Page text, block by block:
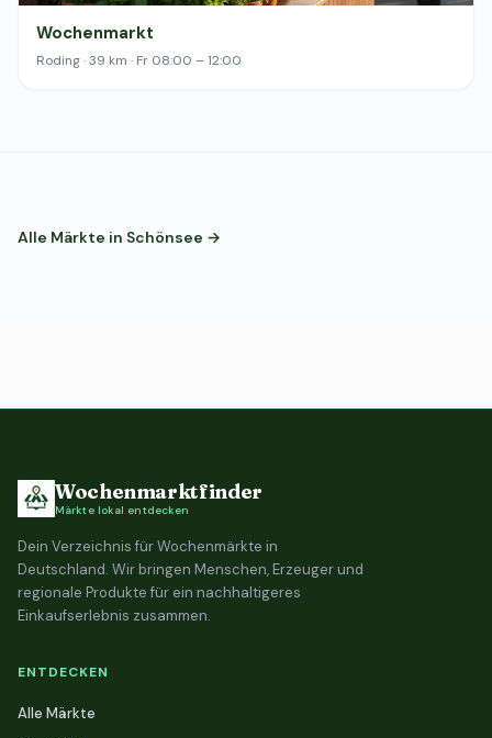
Wochenmarkt
Roding · 39 km · Fr 08:00 – 12:00
Alle Märkte in Schönsee →
Wochenmarktfinder
Märkte lokal entdecken
Dein Verzeichnis für Wochenmärkte in
Deutschland. Wir bringen Menschen, Erzeuger und
regionale Produkte für ein nachhaltigeres
Einkaufserlebnis zusammen.
ENTDECKEN
Alle Märkte